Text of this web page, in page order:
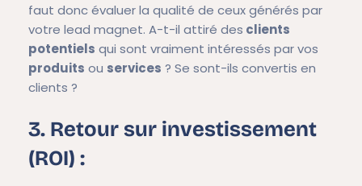
faut donc évaluer la qualité de ceux générés par
votre lead magnet. A-t-il attiré des clients
potentiels qui sont vraiment intéressés par vos
produits ou services ? Se sont-ils convertis en
clients ?
3. Retour sur investissement
(ROI) :